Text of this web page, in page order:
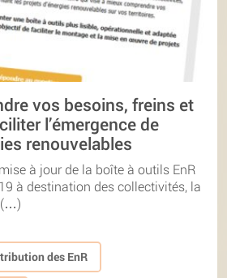
vos besoins, freins et
l’émergence de
renouvelables
à jour de la boîte à outils EnR
à destination des collectivités, la
(…)
des EnR